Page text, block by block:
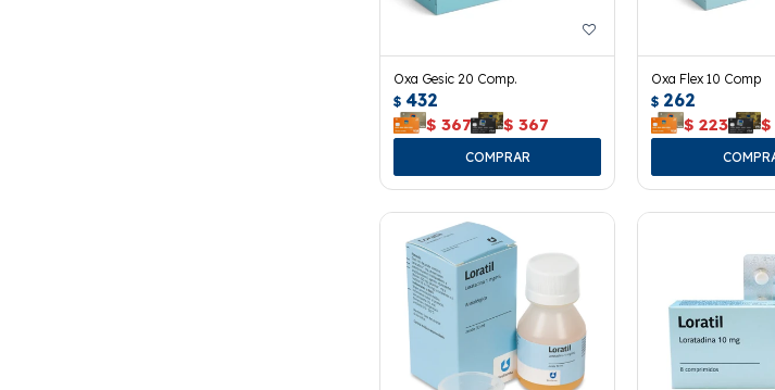
Oxa Gesic 20 Comp.
$ 432
$ 367 $ 367
Oxa Flex 10 Comp
$ 262
$ 223 $